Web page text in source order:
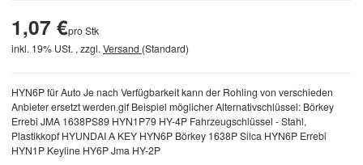
HYN6P für Auto Je nach Verfügbarkeit kann der Rohling von verschieden
Anbieter ersetzt werden.gif Beispiel möglicher Alternativschlüssel: Börkey
Errebi JMA 1638PS89 HYN1P79 HY-4P Fahrzeugschlüssel - Stahl,
Plastikkopf HYUNDAI A KEY HYN6P Börkey 1638P Silca HYN6P Errebi
HYN1P Keyline HY6P Jma HY-2P
1,07 €pro Stk
inkl. 19% USt. , zzgl. Versand (Standard)